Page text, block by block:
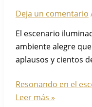
Deja un comentario
El escenario
ambiente alegre
aplausos y cientos
Resonando en el
Leer más »